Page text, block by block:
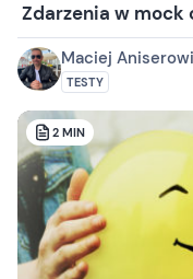
Zdarzenia w mock
Maciej
TESTY
2 MIN